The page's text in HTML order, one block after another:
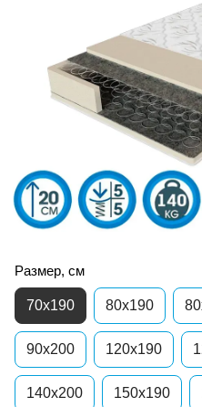
Размер, см
70x190 80x190
90x200 120x190
140x200 150x190